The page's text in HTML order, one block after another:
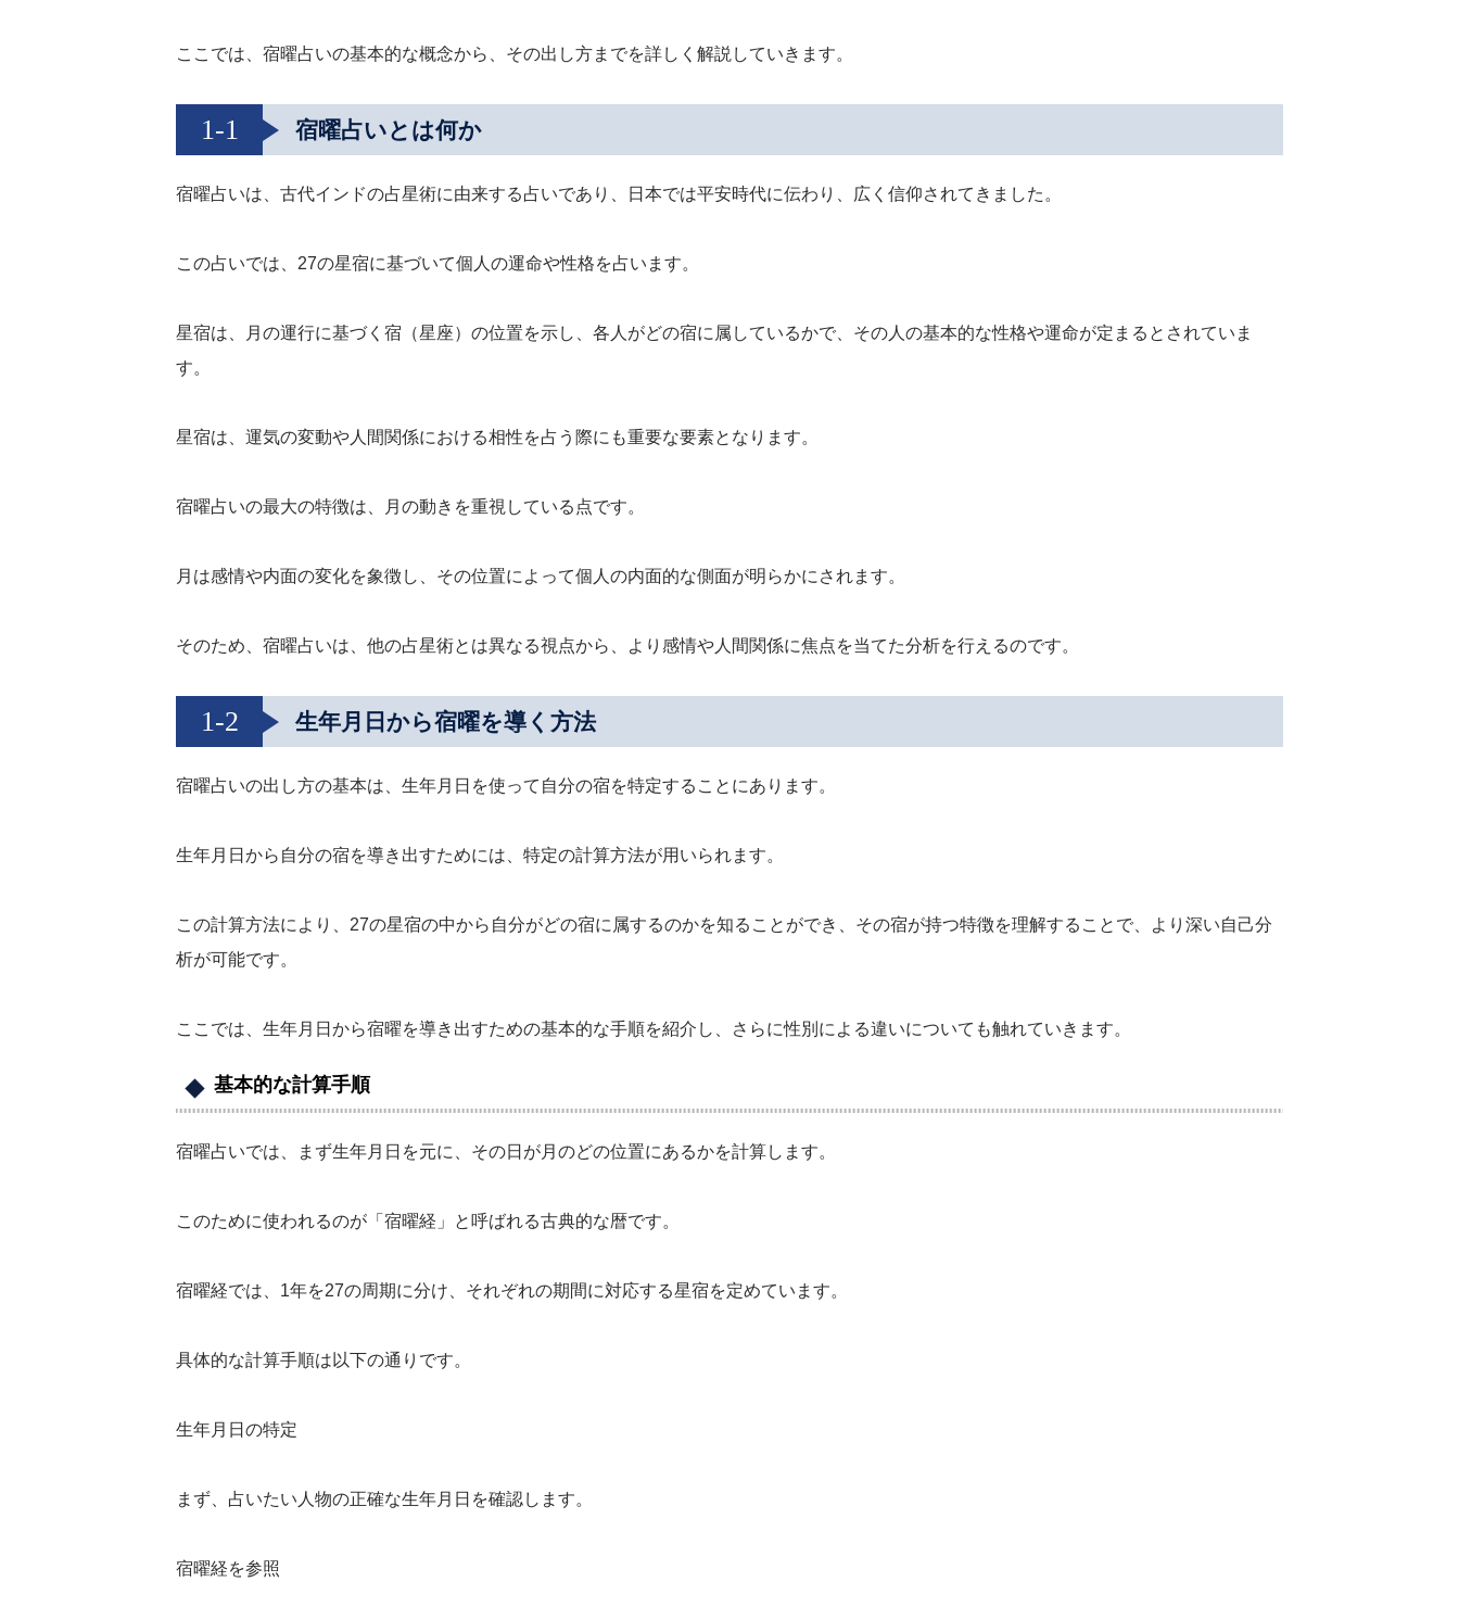
ここでは、宿曜占いの基本的な概念から、その出し方までを詳しく解説していきます。
1-1 宿曜占いとは何か
宿曜占いは、古代インドの占星術に由来する占いであり、日本では平安時代に伝わり、広く信仰されてきました。
この占いでは、27の星宿に基づいて個人の運命や性格を占います。
星宿は、月の運行に基づく宿（星座）の位置を示し、各人がどの宿に属しているかで、その人の基本的な性格や運命が定まるとされていま
す。
星宿は、運気の変動や人間関係における相性を占う際にも重要な要素となります。
宿曜占いの最大の特徴は、月の動きを重視している点です。
月は感情や内面の変化を象徴し、その位置によって個人の内面的な側面が明らかにされます。
そのため、宿曜占いは、他の占星術とは異なる視点から、より感情や人間関係に焦点を当てた分析を行えるのです。
1-2 生年月日から宿曜を導く方法
宿曜占いの出し方の基本は、生年月日を使って自分の宿を特定することにあります。
生年月日から自分の宿を導き出すためには、特定の計算方法が用いられます。
この計算方法により、27の星宿の中から自分がどの宿に属するのかを知ることができ、その宿が持つ特徴を理解することで、より深い自己分
析が可能です。
ここでは、生年月日から宿曜を導き出すための基本的な手順を紹介し、さらに性別による違いについても触れていきます。
基本的な計算手順
宿曜占いでは、まず生年月日を元に、その日が月のどの位置にあるかを計算します。
このために使われるのが「宿曜経」と呼ばれる古典的な暦です。
宿曜経では、1年を27の周期に分け、それぞれの期間に対応する星宿を定めています。
具体的な計算手順は以下の通りです。
生年月日の特定
まず、占いたい人物の正確な生年月日を確認します。
宿曜経を参照